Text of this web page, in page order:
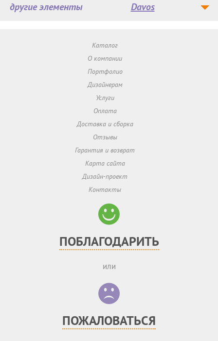
другие элементы Davos
Каталог
О компании
Портфолио
Дизайнерам
Услуги
Оплата
Доставка и сборка
Отзывы
Гарантия и возврат
Карта сайта
Дизайн-проект
Контакты
ПОБЛАГОДАРИТЬ
или
ПОЖАЛОВАТЬСЯ